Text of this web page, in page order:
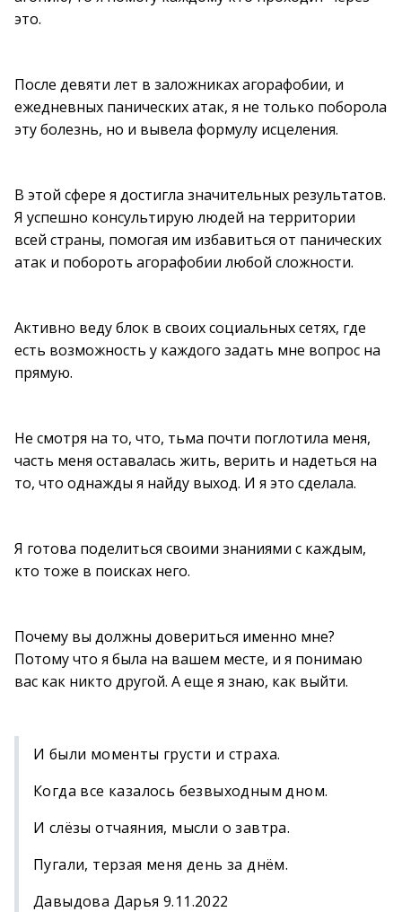
это.
После девяти лет в заложниках агорафобии, и
ежедневных панических атак, я не только поборола
эту болезнь, но и вывела формулу исцеления.
В этой сфере я достигла значительных результатов.
Я успешно консультирую людей на территории
всей страны, помогая им избавиться от панических
атак и побороть агорафобии любой сложности.
Активно веду блок в своих социальных сетях, где
есть возможность у каждого задать мне вопрос на
прямую.
Не смотря на то, что, тьма почти поглотила меня,
часть меня оставалась жить, верить и надеться на
то, что однажды я найду выход. И я это сделала.
Я готова поделиться своими знаниями с каждым,
кто тоже в поисках него.
Почему вы должны довериться именно мне?
Потому что я была на вашем месте, и я понимаю
вас как никто другой. А еще я знаю, как выйти.
И были моменты грусти и страха.
Когда все казалось безвыходным дном.
И слёзы отчаяния, мысли о завтра.
Пугали, терзая меня день за днём.
Давыдова Дарья 9.11.2022